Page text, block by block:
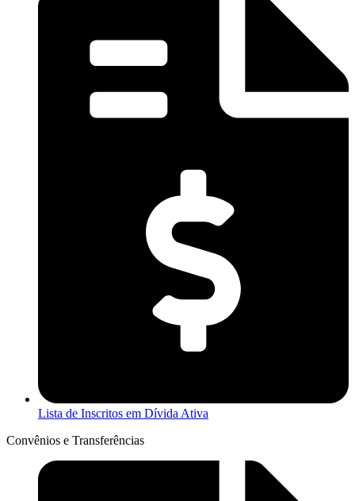
Lista de Inscritos em Dívida Ativa
Convênios e Transferências